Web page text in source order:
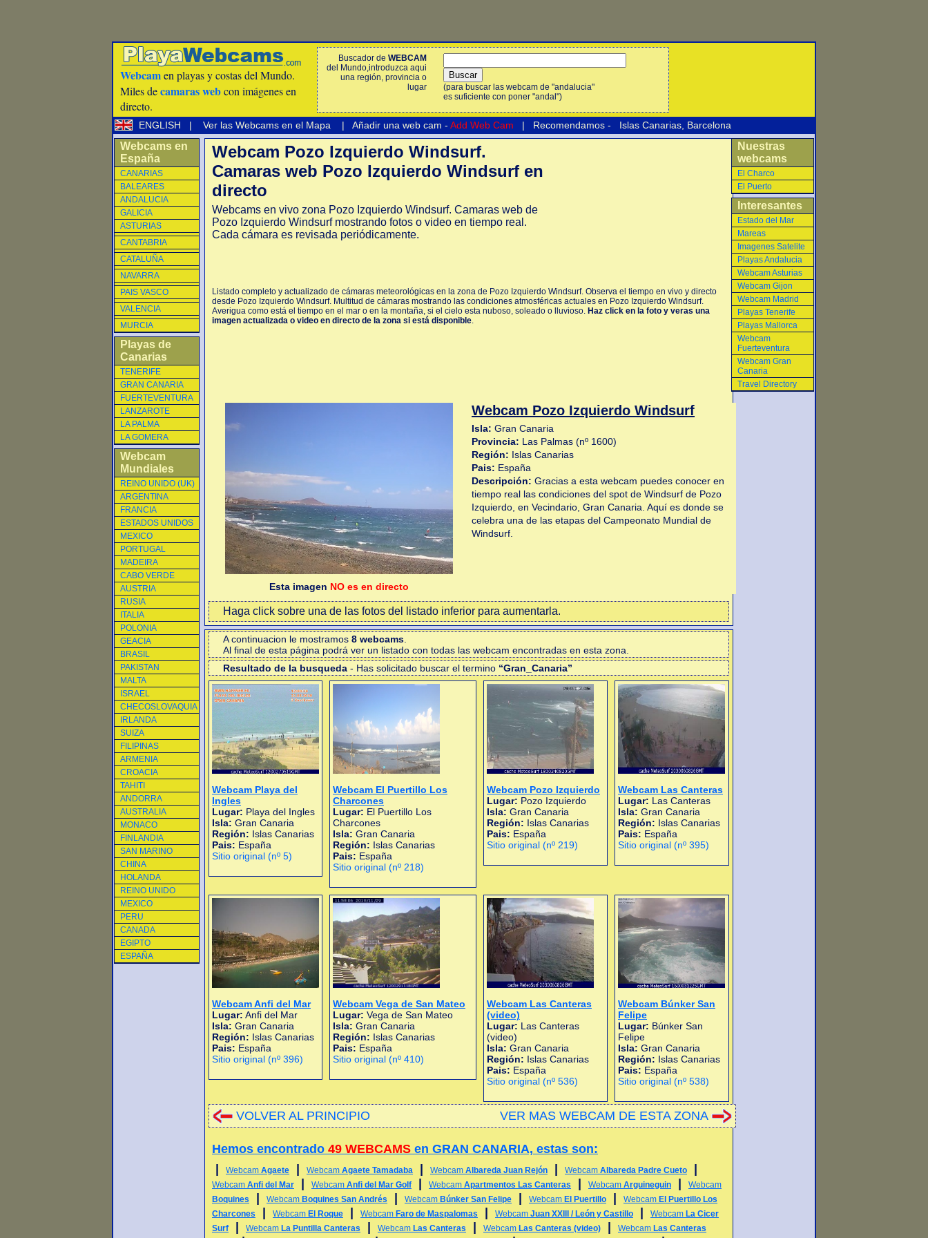
Webcamen playas y costas del Mundo.
Miles decamaras webcon imágenes en
directo.
Buscador de WEBCAM
del Mundo,introduzca aqui
una región, provincia o
lugar
(para buscar las webcam de "andalucia"
es suficiente con poner "andal")
ENGLISH | Ver las Webcams en el Mapa | Añadir una web cam - Add Web Cam | Recomendamos - Islas Canarias Barcelona
Webcams en
España
CANARIAS
BALEARES
ANDALUCIA
GALICIA
ASTURIAS
CANTABRIA
CATALUÑA
NAVARRA
PAIS VASCO
VALENCIA
MURCIA
Playas de
Canarias
TENERIFE
GRAN CANARIA
FUERTEVENTURA
LANZAROTE
LA PALMA
LA GOMERA
Webcam
Mundiales
REINO UNIDO (UK)
ARGENTINA
FRANCIA
ESTADOS UNIDOS
MEXICO
PORTUGAL
MADEIRA
CABO VERDE
AUSTRIA
RUSIA
ITALIA
POLONIA
GEACIA
BRASIL
PAKISTAN
MALTA
ISRAEL
CHECOSLOVAQUIA
IRLANDA
SUIZA
FILIPINAS
ARMENIA
CROACIA
TAHITI
ANDORRA
AUSTRALIA
MONACO
FINLANDIA
SAN MARINO
CHINA
HOLANDA
REINO UNIDO
MEXICO
PERU
CANADA
EGIPTO
ESPAÑA
Webcam Pozo Izquierdo Windsurf.
Camaras web Pozo Izquierdo Windsurf en
directo
Webcams en vivo zona Pozo Izquierdo Windsurf. Camaras web de
Pozo Izquierdo Windsurf mostrando fotos o video en tiempo real.
Cada cámara es revisada periódicamente.
Listado completo y actualizado de cámaras meteorológicas en la zona de Pozo Izquierdo Windsurf. Observa el tiempo en vivo y directo
desde Pozo Izquierdo Windsurf. Multitud de cámaras mostrando las condiciones atmosféricas actuales en Pozo Izquierdo Windsurf.
Averigua como está el tiempo en el mar o en la montaña, si el cielo esta nuboso, soleado o lluvioso. Haz click en la foto y veras una
imagen actualizada o video en directo de la zona si está disponible.
Esta imagen NO es en directo
Webcam Pozo Izquierdo Windsurf
Isla: Gran Canaria
Provincia: Las Palmas (nº 1600)
Región: Islas Canarias
Pais: España
Descripción: Gracias a esta webcam puedes conocer en
tiempo real las condiciones del spot de Windsurf de Pozo
Izquierdo, en Vecindario, Gran Canaria. Aquí es donde se
celebra una de las etapas del Campeonato Mundial de
Windsurf.
Haga click sobre una de las fotos del listado inferior para aumentarla.
A continuacion le mostramos 8 webcams
Al final de esta página podrá ver un listado con todas las webcam encontradas en esta zona.
Resultado de la busqueda - Has solicitado buscar el termino “Gran_Canaria”
Webcam Playa del
Ingles
Lugar: Playa del Ingles
Isla: Gran Canaria
Región: Islas Canarias
Pais: España
Sitio original (nº 5)
Webcam El Puertillo Los
Charcones
Lugar: El Puertillo Los
Charcones
Isla: Gran Canaria
Región: Islas Canarias
Pais: España
Sitio original (nº 218)
Webcam Pozo Izquierdo
Lugar: Pozo Izquierdo
Isla: Gran Canaria
Región: Islas Canarias
Pais: España
Sitio original (nº 219)
Webcam Las Canteras
Lugar: Las Canteras
Isla: Gran Canaria
Región: Islas Canarias
Pais: España
Sitio original (nº 395)
Webcam Anfi del Mar
Lugar: Anfi del Mar
Isla: Gran Canaria
Región: Islas Canarias
Pais: España
Sitio original (nº 396)
Webcam Vega de San Mateo
Lugar: Vega de San Mateo
Isla: Gran Canaria
Región: Islas Canarias
Pais: España
Sitio original (nº 410)
Webcam Las Canteras
(video)
Lugar: Las Canteras
(video)
Isla: Gran Canaria
Región: Islas Canarias
Pais: España
Sitio original (nº 536)
Webcam Búnker San
Felipe
Lugar: Búnker San
Felipe
Isla: Gran Canaria
Región: Islas Canarias
Pais: España
Sitio original (nº 538)
VOLVER AL PRINCIPIO VER MAS WEBCAM DE ESTA ZONA
Hemos encontrado 49 WEBCAMS en GRAN CANARIA, estas son:
Webcam Agaete Webcam Agaete Tamadaba Webcam Albareda Juan Rejón Webcam Albareda Padre Cueto
Webcam Anfi del Mar Webcam Anfi del Mar Golf Webcam Apartmentos Las Canteras Webcam Arguineguin
Webcam
Boquines
Webcam Boquines San Andrés Webcam Búnker San Felipe Webcam El Puertillo Webcam El Puertillo Los
Charcones
Webcam El Roque Webcam Faro de Maspalomas Webcam Juan XXIII / León y Castillo Webcam La Cicer
Surf
Webcam La Puntilla Canteras Webcam Las Canteras Webcam Las Canteras (video) Webcam Las Canteras
Nuestras
webcams
El Charco
El Puerto
Interesantes
Estado del Mar
Mareas
Imagenes Satelite
Playas Andalucia
Webcam Asturias
Webcam Gijon
Webcam Madrid
Playas Tenerife
Playas Mallorca
Webcam
Fuerteventura
Webcam Gran
Canaria
Travel Directory